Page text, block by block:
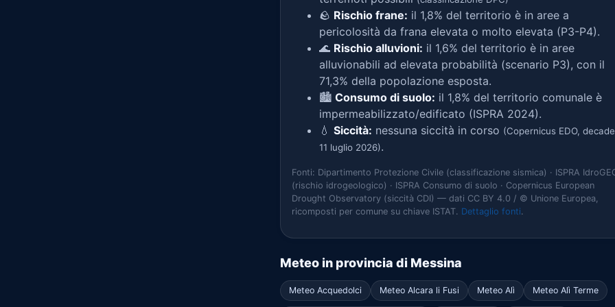
🪨 Rischio frane: il 1,8% del territorio è in aree a
pericolosità da frana elevata o molto elevata (P3-P4).
🌊 Rischio alluvioni: il 1,6% del territorio è in aree
alluvionabili ad elevata probabilità (scenario P3), con il
71,3% della popolazione esposta.
🏙️ Consumo di suolo: il 1,8% del territorio comunale è
impermeabilizzato/edificato (ISPRA 2024).
💧 Siccità: nessuna siccità in corso (Copernicus EDO,
11 luglio 2026).
Fonti: Dipartimento Protezione Civile (classificazione sismica) · ISPRA
(rischio idrogeologico) · ISPRA Consumo di suolo · Copernicus European
Drought Observatory (siccità CDI) — dati CC BY 4.0 / © Unione Europea,
ricomposti per comune su chiave ISTAT. Dettaglio fonti.
Meteo in provincia di Messina
Meteo Acquedolci Meteo Alcara li Fusi Meteo Alì Meteo Alì Terme